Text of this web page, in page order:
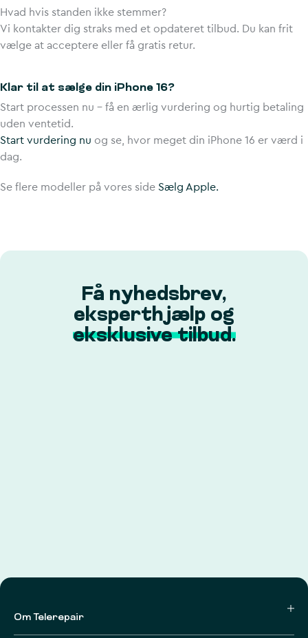
Hvad hvis standen ikke stemmer?
Vi kontakter dig straks med et opdateret tilbud. Du kan frit
vælge at acceptere eller få gratis retur.
Klar til at sælge din iPhone 16?
Start processen nu – få en ærlig vurdering og hurtig betaling
uden ventetid.
Start vurdering nu og se, hvor meget din iPhone 16 er værd i
dag.
Se flere modeller på vores side Sælg Apple.
Få nyhedsbrev,
eksperthjælp og
eksklusive tilbud.
Om Telerepair